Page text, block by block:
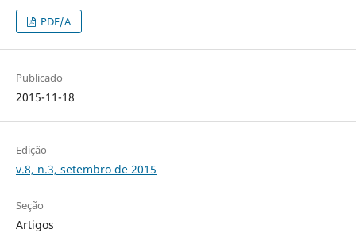
PDF/A
Publicado
2015-11-18
Edição
v.8, n.3, setembro de 2015
Seção
Artigos